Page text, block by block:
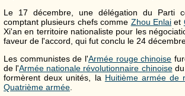
Le 17 décembre, une délégation du Parti
comptant plusieurs chefs comme Zhou Enlai et
Xi'an en territoire nationaliste pour les
faveur de l'accord, qui fut conclu le 24
Les communistes de l'Armée rouge chinoise
de l'Armée nationale révolutionnaire chinoisedu
formèrent deux unités, la Huitième armée de
Quatrième armée.